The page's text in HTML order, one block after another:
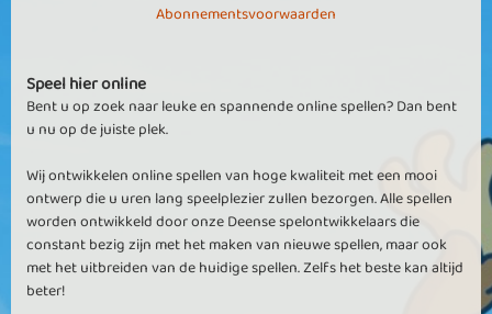
Abonnementsvoorwaarden
Speel hier online
Bent u op zoek naar leuke en spannende online spellen? Dan bent
u nu op de juiste plek.
Wij ontwikkelen online spellen van hoge kwaliteit met een mooi
ontwerp die u uren lang speelplezier zullen bezorgen. Alle spellen
worden ontwikkeld door onze Deense spelontwikkelaars die
constant bezig zijn met het maken van nieuwe spellen, maar ook
met het uitbreiden van de huidige spellen. Zelfs het beste kan altijd
beter!